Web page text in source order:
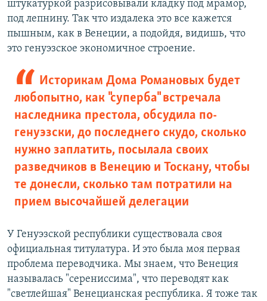
штукатуркой разрисовывали кладку под мрамор,
под лепнину. Так что издалека это все кажется
пышным, как в Венеции, а подойдя, видишь, что
это генуэзское экономичное строение.
Историкам Дома Романовых будет
любопытно, как "суперба" встречала
наследника престола, обсудила по-
генуэзски, до последнего скудо, сколько
нужно заплатить, посылала своих
разведчиков в Венецию и Тоскану, чтобы
те донесли, сколько там потратили на
прием высочайшей делегации
У Генуэзской республики существовала своя
официальная титулатура. И это была моя первая
проблема переводчика. Мы знаем, что Венеция
называлась "серениссима", что переводят как
"светлейшая" Венецианская республика. Я тоже так